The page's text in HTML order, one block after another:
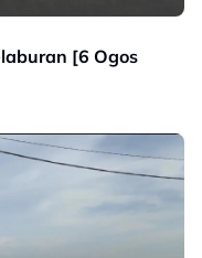
[6 Ogos